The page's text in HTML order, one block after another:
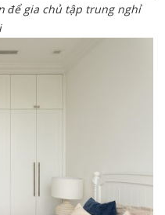
để gia chủ tập trung nghỉ